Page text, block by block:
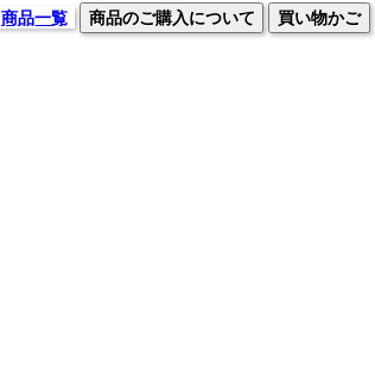
商品一覧 商品のご購入について 買い物かご